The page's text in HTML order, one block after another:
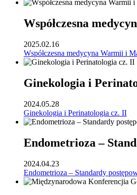
Współczesna
2025.02.16
Współczesna medycyna Warmii i
Ginekologia i
2024.05.28
Ginekologia i Perinatologia cz. II
Endometrioza –
2024.04.23
Endometrioza – Standardy